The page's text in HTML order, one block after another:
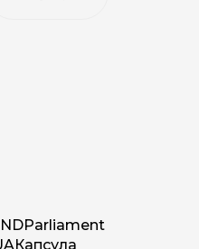
Parliament
Капсула